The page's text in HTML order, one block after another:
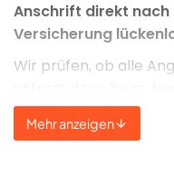
Anschrift direkt nach
Versicherung
Wir prüfen, ob alle
erinnern an wichtige
Umzügen – etwa dem
Mehr anzeigen